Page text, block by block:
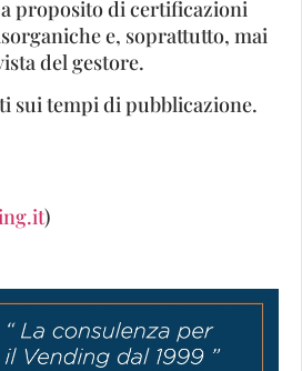
proposito di certificazioni
e, soprattutto, mai
del gestore.
sui tempi di pubblicazione.
)